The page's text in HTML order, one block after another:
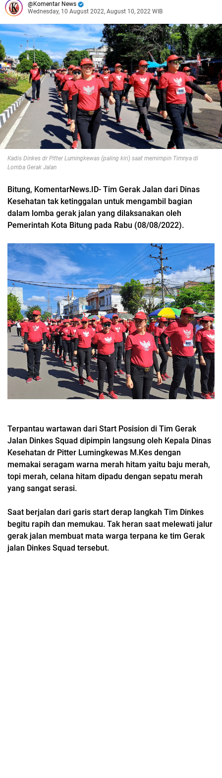
Komentar News
Wednesday, 10 August 2022, August 10, 2022 WIB
Kadis Dinkes dr Pitter Lumingkewas (paling kiri) saat memimpin Timnya di
Lomba Gerak Jalan
Bitung, KomentarNews.ID- Tim Gerak Jalan dari Dinas
Kesehatan tak ketinggalan untuk mengambil bagian
dalam lomba gerak jalan yang dilaksanakan oleh
Pemerintah Kota Bitung pada Rabu (08/08/2022).
Terpantau wartawan dari Start Posision di Tim Gerak
Jalan Dinkes Squad dipimpin langsung oleh Kepala Dinas
Kesehatan dr Pitter Lumingkewas M.Kes dengan
memakai seragam warna merah hitam yaitu baju merah,
topi merah, celana hitam dipadu dengan sepatu merah
yang sangat serasi.
Saat berjalan dari garis start derap langkah Tim Dinkes
begitu rapih dan memukau. Tak heran saat melewati jalur
gerak jalan membuat mata warga terpana ke tim Gerak
jalan Dinkes Squad tersebut.